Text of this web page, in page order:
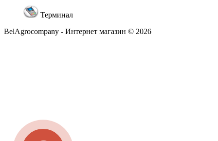
Терминал
BelAgrocompany - Интернет магазин © 2026